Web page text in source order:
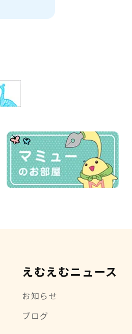
えむえむニュース
お知らせ
ブログ